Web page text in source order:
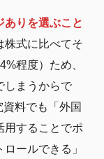
ありを選ぶこと
株式に比べてそ
程度）ため、
しまうからで
料でも「外国
用することでポ
ールできる」